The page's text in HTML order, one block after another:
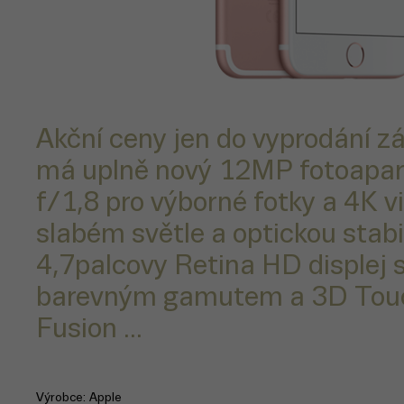
Akční ceny jen do vyprodání
má uplně nový 12MP
f/1,8 pro výborné fotky a 4K
slabém světle a optickou
4,7palcovy Retina HD displej s
barevným gamutem a 3D
Fusion ...
Výrobce Apple